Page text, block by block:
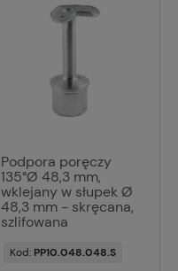
Podpora poręczy
135°Ø 48,3 mm,
wklejany w słupek Ø
48,3 mm - skręcana,
szlifowana
Kod: PP10.048.048.S